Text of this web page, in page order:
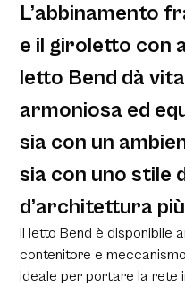
L’abbinamento
e il giroletto con
letto Bend dà
armoniosa ed
sia con un
sia con uno stile
d’architettura
Il letto Bend è disponibile
contenitore e
ideale per portare la rete